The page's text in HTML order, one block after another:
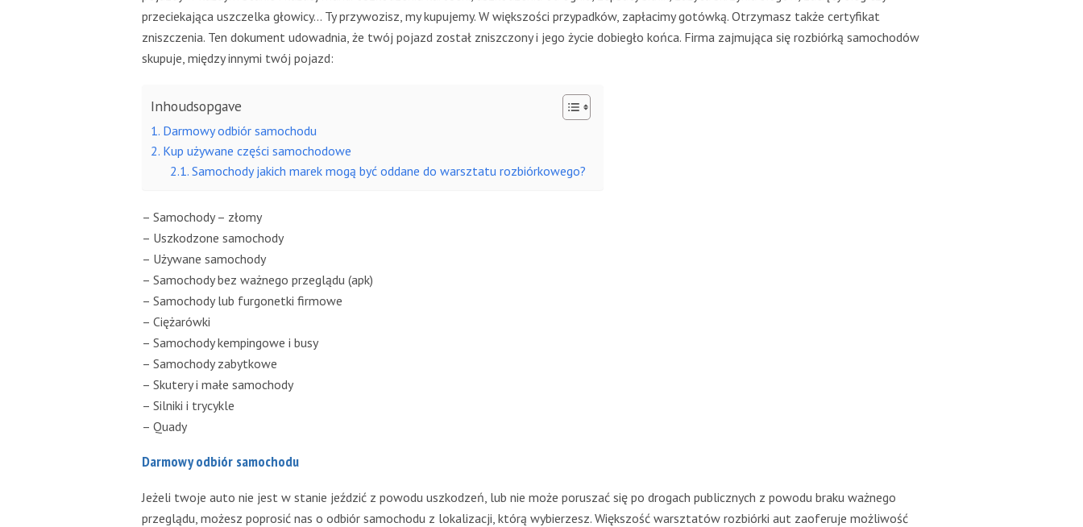
przeciekająca uszczelka głowicy… Ty przywozisz, my kupujemy. W większości przypadków, zapłacimy gotówką. Otrzymasz także certyfikat
zniszczenia. Ten dokument udowadnia, że twój pojazd został zniszczony i jego życie dobiegło końca. Firma zajmująca się rozbiórką samochodów
skupuje, między innymi twój pojazd:
Inhoudsopgave
Darmowy odbiór samochodu
Kup używane części samochodowe
Samochody jakich marek mogą być oddane do warsztatu rozbiórkowego?
– Samochody – złomy
– Uszkodzone samochody
– Używane samochody
– Samochody bez ważnego przeglądu (apk)
– Samochody lub furgonetki firmowe
– Ciężarówki
– Samochody kempingowe i busy
– Samochody zabytkowe
– Skutery i małe samochody
– Silniki i trycykle
– Quady
Darmowy odbiór samochodu
Jeżeli twoje auto nie jest w stanie jeździć z powodu uszkodzeń, lub nie może poruszać się po drogach publicznych z powodu braku ważnego
przeglądu, możesz poprosić nas o odbiór samochodu z lokalizacji, którą wybierzesz. Większość warsztatów rozbiórki aut zaoferuje możliwość